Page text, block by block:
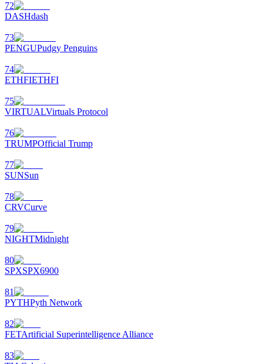
72
DASHdash
73
PENGUPudgy Penguins
74
ETHFIETHFI
75
VIRTUALVirtuals Protocol
76
TRUMPOfficial Trump
77
SUNSun
78
CRVCurve
79
NIGHTMidnight
80
SPXSPX6900
81
PYTHPyth Network
82
FETArtificial Superintelligence Alliance
83